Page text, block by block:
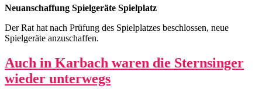
Neuanschaffung Spielgeräte Spielplatz
Der Rat hat nach Prüfung des Spielplatzes beschlossen, neue
Spielgeräte anzuschaffen.
Auch in Karbach waren die Sternsinger
wieder unterwegs